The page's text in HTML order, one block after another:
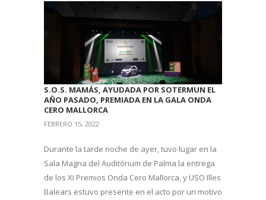
S.O.S. MAMÁS, AYUDADA POR SOTERMUN EL
AÑO PASADO, PREMIADA EN LA GALA ONDA
CERO MALLORCA
FEBRERO 15, 2022
Durante la tarde noche de ayer, tuvo lugar en la
Sala Magna del Auditórium de Palma la entrega
de los XI Premios Onda Cero Mallorca, y USO Illes
Balears estuvo presente en el acto por un motivo